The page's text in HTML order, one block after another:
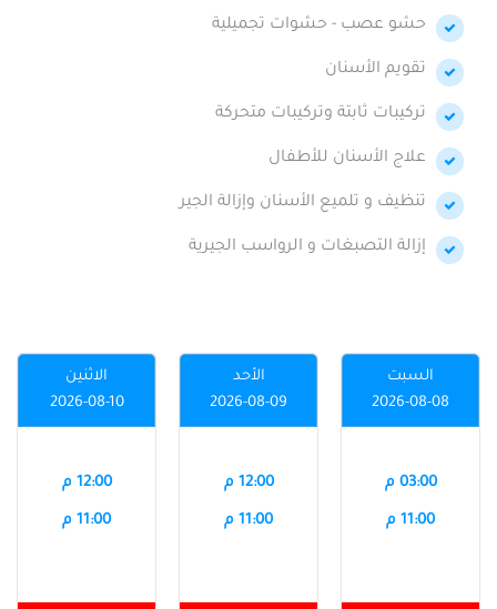
حشو عصب - حشوات تجميلية
تقويم الأسنان
تركيبات ثابتة وتركيبات متحركة
علاج الأسنان للأطفال
تنظيف و تلميع الأسنان وإزالة الجير
إزالة التصبغات و الرواسب الجيرية
السبت
2026-08-08
03:00 م
11:00 م
الأحد
2026-08-09
12:00 م
11:00 م
الاثنين
2026-08-10
12:00 م
11:00 م